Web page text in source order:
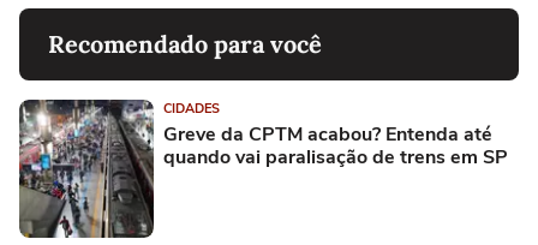
Recomendado para você
CIDADES
Greve da CPTM acabou? Entenda até
quando vai paralisação de trens em SP